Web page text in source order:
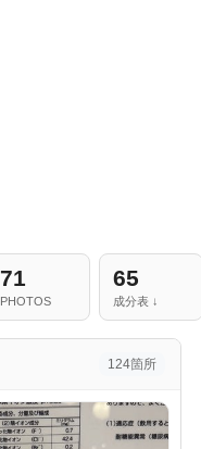
71
PHOTOS
65
成分表
124箇所